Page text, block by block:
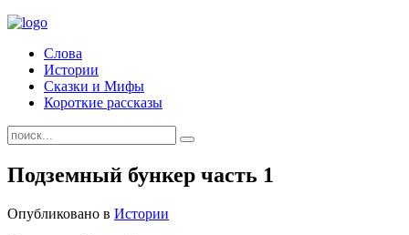
Слова
Истории
Сказки и Мифы
Короткие рассказы
Подземный бункер часть 1
Опубликовано в Истории